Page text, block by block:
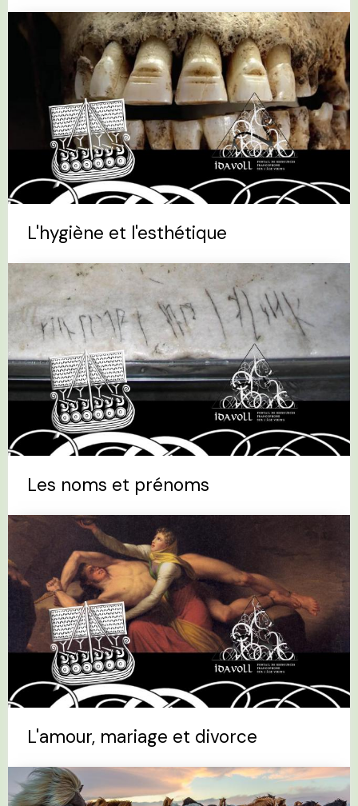
L'hygiène et l'esthétique
Les noms et prénoms
L'amour, mariage et divorce